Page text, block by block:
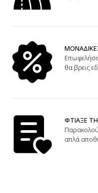
θα βρεις
ΦΤΙΑΞΕ
απλά